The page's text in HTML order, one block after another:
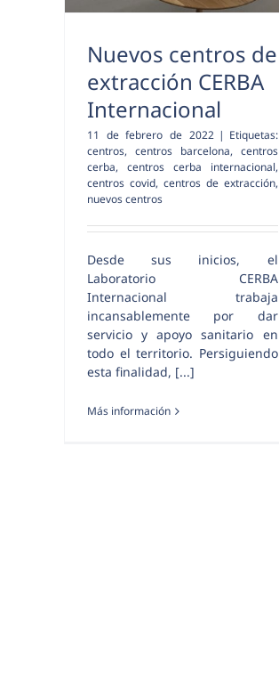
Nuevos centros de
extracción CERBA
Internacional
11 de febrero de 2022 | Etiquetas:
centros, centros barcelona, centros
cerba, centros cerba internacional,
centros covid, centros de extracción,
nuevos centros
Desde sus inicios, el
Laboratorio CERBA
Internacional trabaja
incansablemente por dar
servicio y apoyo sanitario en
todo el territorio. Persiguiendo
esta finalidad, [...]
Más información